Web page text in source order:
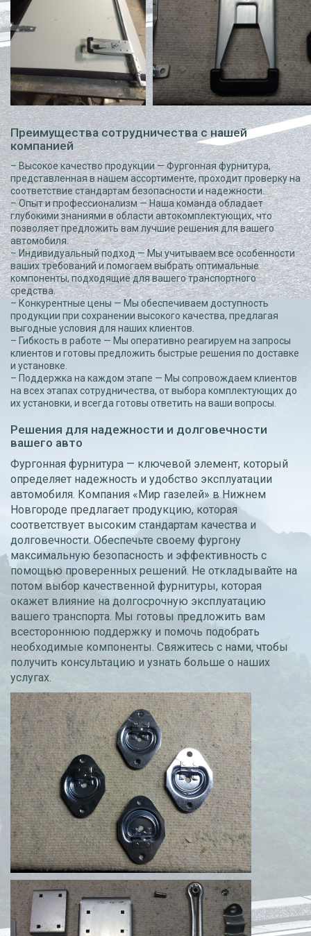
Преимущества сотрудничества с нашей
компанией
– Высокое качество продукции — Фургонная фурнитура,
представленная в нашем ассортименте, проходит проверку на
соответствие стандартам безопасности и надежности.
– Опыт и профессионализм — Наша команда обладает
глубокими знаниями в области автокомплектующих, что
позволяет предложить вам лучшие решения для вашего
автомобиля.
– Индивидуальный подход — Мы учитываем все особенности
ваших требований и помогаем выбрать оптимальные
компоненты, подходящие для вашего транспортного
средства.
– Конкурентные цены — Мы обеспечиваем доступность
продукции при сохранении высокого качества, предлагая
выгодные условия для наших клиентов.
– Гибкость в работе — Мы оперативно реагируем на запросы
клиентов и готовы предложить быстрые решения по доставке
и установке.
– Поддержка на каждом этапе — Мы сопровождаем клиентов
на всех этапах сотрудничества, от выбора комплектующих до
их установки, и всегда готовы ответить на ваши вопросы.
Решения для надежности и долговечности
вашего авто
Фургонная фурнитура — ключевой элемент, который
определяет надежность и удобство эксплуатации
автомобиля. Компания «Мир газелей» в Нижнем
Новгороде предлагает продукцию, которая
соответствует высоким стандартам качества и
долговечности. Обеспечьте своему фургону
максимальную безопасность и эффективность с
помощью проверенных решений. Не откладывайте на
потом выбор качественной фурнитуры, которая
окажет влияние на долгосрочную эксплуатацию
вашего транспорта. Мы готовы предложить вам
всестороннюю поддержку и помочь подобрать
необходимые компоненты. Свяжитесь с нами, чтобы
получить консультацию и узнать больше о наших
услугах.